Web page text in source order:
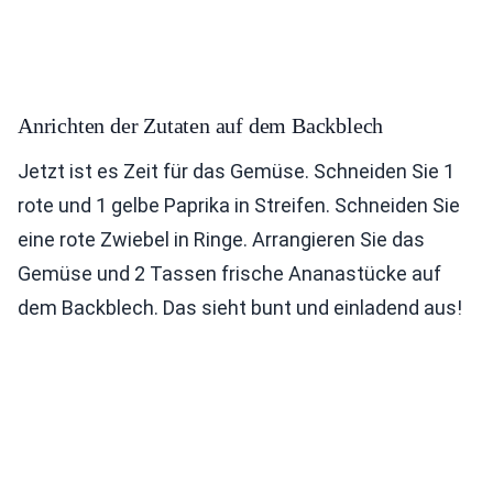
Anrichten der Zutaten auf dem Backblech
Jetzt ist es Zeit für das Gemüse. Schneiden Sie 1
rote und 1 gelbe Paprika in Streifen. Schneiden Sie
eine rote Zwiebel in Ringe. Arrangieren Sie das
Gemüse und 2 Tassen frische Ananastücke auf
dem Backblech. Das sieht bunt und einladend aus!